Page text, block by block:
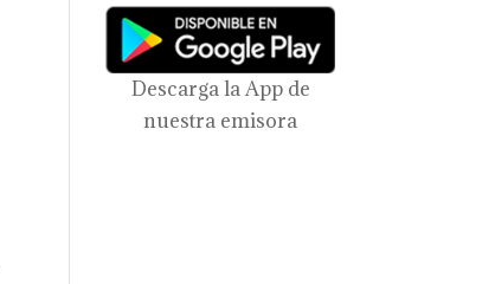
Descarga la App de
nuestra emisora